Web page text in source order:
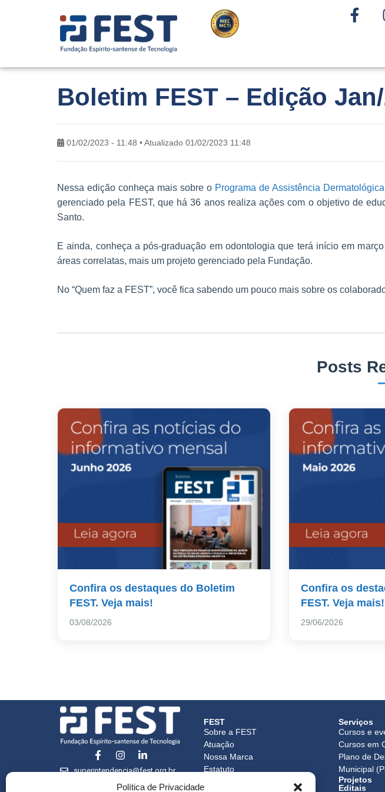
Política de Privacidade
Boletim FEST – Edição
01/02/2023 - 11:48 • Atualizado 01/02/2023 11:48
Nessa edição conheça mais sobre o Programa de Assistência
gerenciado pela FEST, que há 36 anos realiza ações com o objetivo de
Santo.
E ainda, conheça a pós-graduação em odontologia que terá início em
áreas correlatas, mais um projeto gerenciado pela Fundação.
No “Quem faz a FEST”, você fica sabendo um pouco mais sobre os
Posts
Confira os destaques do Boletim
FEST. Veja mais!
03/08/2026
Confira os
FEST. Veja mais!
29/06/2026
superintendencia@fest.org.br
(27) 3345-7555
FEST
Sobre a FEST
Atuação
Nossa Marca
Estatuto
Serviços
Cursos e
Cursos em
Plano de
Municipal
Projetos
Editais